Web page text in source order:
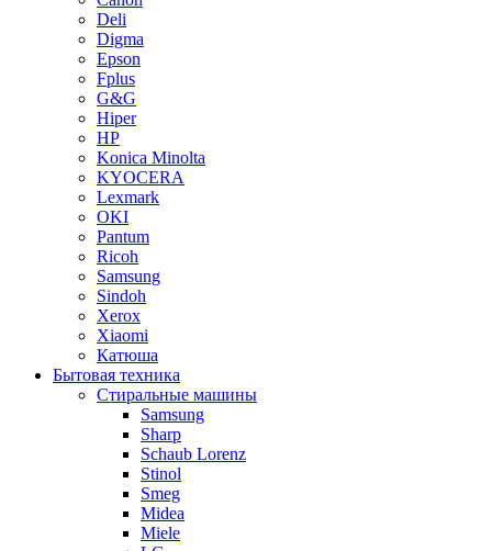
Deli
Digma
Epson
Fplus
G&G
Hiper
HP
Konica Minolta
KYOCERA
Lexmark
OKI
Pantum
Ricoh
Samsung
Sindoh
Xerox
Xiaomi
Катюша
Бытовая техника
Стиральные машины
Samsung
Sharp
Schaub Lorenz
Stinol
Smeg
Midea
Miele